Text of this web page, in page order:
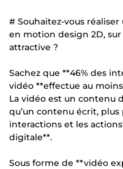
# Souhaitez-vous
en motion design 2D,
attractive ?
Sachez que **46% des
vidéo **effectue au
La vidéo est un contenu
qu’un contenu écrit,
interactions et les
digitale**.
Sous forme de **vidéo